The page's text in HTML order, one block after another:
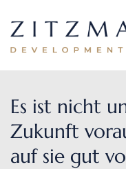
Es ist nicht
Zukunft
auf sie gut